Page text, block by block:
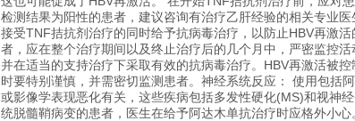
检测结果为阳性的患者，建议咨询有治疗乙肝经验的相关专业
接受TNF拮抗剂治疗的同时给予抗病毒治疗，以防止HBV再激
者，应在整个治疗期间以及终止治疗后的几个月中，严密监控
并在适当的支持治疗下采取有效的抗病毒治疗。HBV再激活被
时要特别谨慎，并需密切监测患者。神经系统反应： 使用包括
或影像学表现恶化有关，这些疾病包括多发性硬化(MS)和视神
统脱髓鞘病变的患者，医生在给予阿达木单抗治疗时应格外小